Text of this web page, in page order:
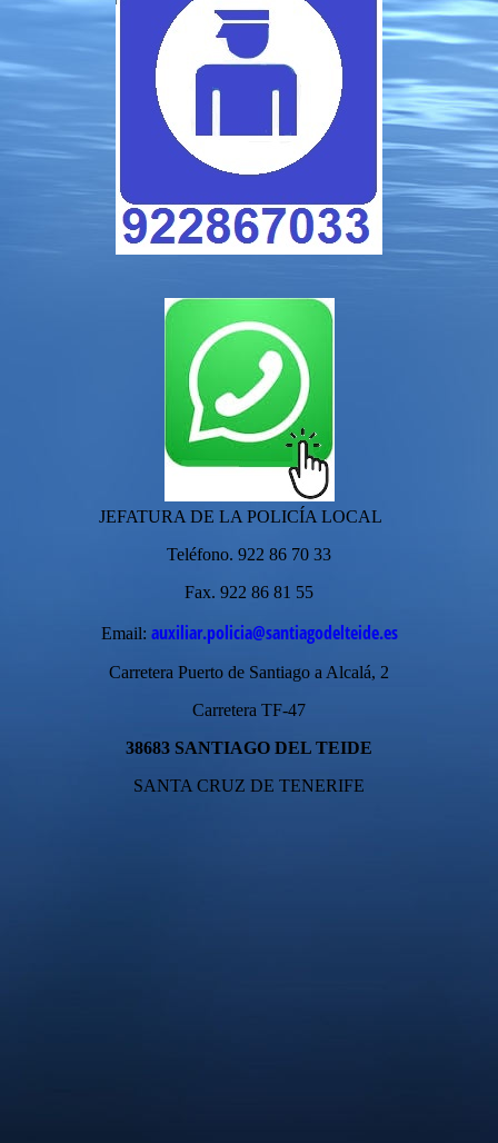
JEFATURA DE LA POLICÍA LOCAL
Teléfono. 922 86 70 33
Fax. 922 86 81 55
Email: auxiliar.policia@santiagodelteide.es
Carretera Puerto de Santiago a Alcalá, 2
Carretera TF-47
38683 SANTIAGO DEL TEIDE
SANTA CRUZ DE TENERIFE